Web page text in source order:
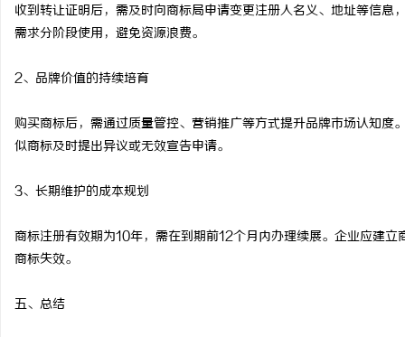
收到转让证明后，需及时向商标局申请变更注册人名义、地址等信
需求分阶段使用，避免资源浪费。
2、品牌价值的持续培育
购买商标后，需通过质量管控、营销推广等方式提升品牌市场认知
似商标及时提出异议或无效宣告申请。
3、长期维护的成本规划
商标注册有效期为10年，需在到期前12个月内办理续展。企业应建
商标失效。
五、总结